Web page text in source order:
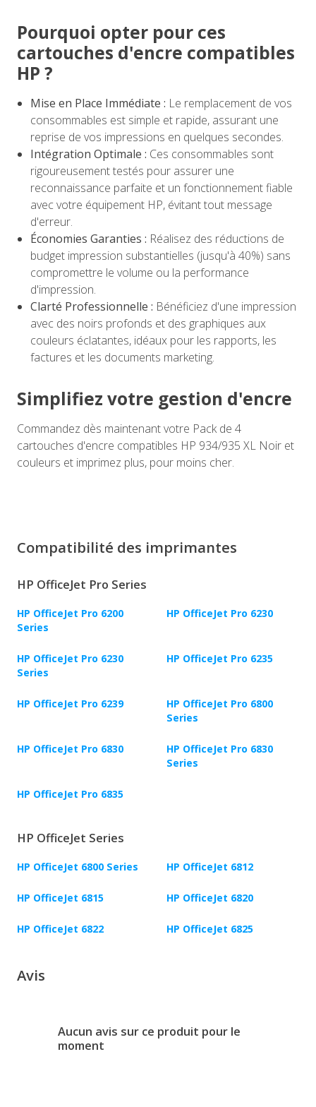
Pourquoi opter pour ces
cartouches d'encre compatibles
HP ?
Mise en Place Immédiate : Le remplacement de vos
consommables est simple et rapide, assurant une
reprise de vos impressions en quelques secondes.
Intégration Optimale : Ces consommables sont
rigoureusement testés pour assurer une
reconnaissance parfaite et un fonctionnement fiable
avec votre équipement HP, évitant tout message
d'erreur.
Économies Garanties : Réalisez des réductions de
budget impression substantielles (jusqu'à 40%) sans
compromettre le volume ou la performance
d'impression.
Clarté Professionnelle : Bénéficiez d'une impression
avec des noirs profonds et des graphiques aux
couleurs éclatantes, idéaux pour les rapports, les
factures et les documents marketing.
Simplifiez votre gestion d'encre
Commandez dès maintenant votre Pack de 4
cartouches d'encre compatibles HP 934/935 XL Noir et
couleurs et imprimez plus, pour moins cher.
Compatibilité des imprimantes
HP OfficeJet Pro Series
HP OfficeJet Pro 6200
Series
HP OfficeJet Pro 6230
HP OfficeJet Pro 6230
Series
HP OfficeJet Pro 6235
HP OfficeJet Pro 6239
HP OfficeJet Pro 6800
Series
HP OfficeJet Pro 6830
HP OfficeJet Pro 6830
Series
HP OfficeJet Pro 6835
HP OfficeJet Series
HP OfficeJet 6800 Series HP OfficeJet 6812
HP OfficeJet 6815 HP OfficeJet 6820
HP OfficeJet 6822 HP OfficeJet 6825
Avis
Aucun avis sur ce produit pour le
moment